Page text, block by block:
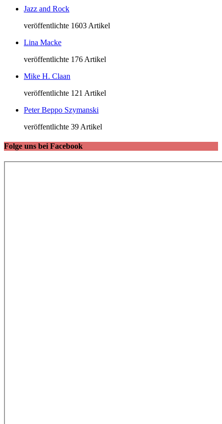
Jazz and Rock
veröffentlichte 1603 Artikel
Lina Macke
veröffentlichte 176 Artikel
Mike H. Claan
veröffentlichte 121 Artikel
Peter Beppo Szymanski
veröffentlichte 39 Artikel
Folge uns bei Facebook